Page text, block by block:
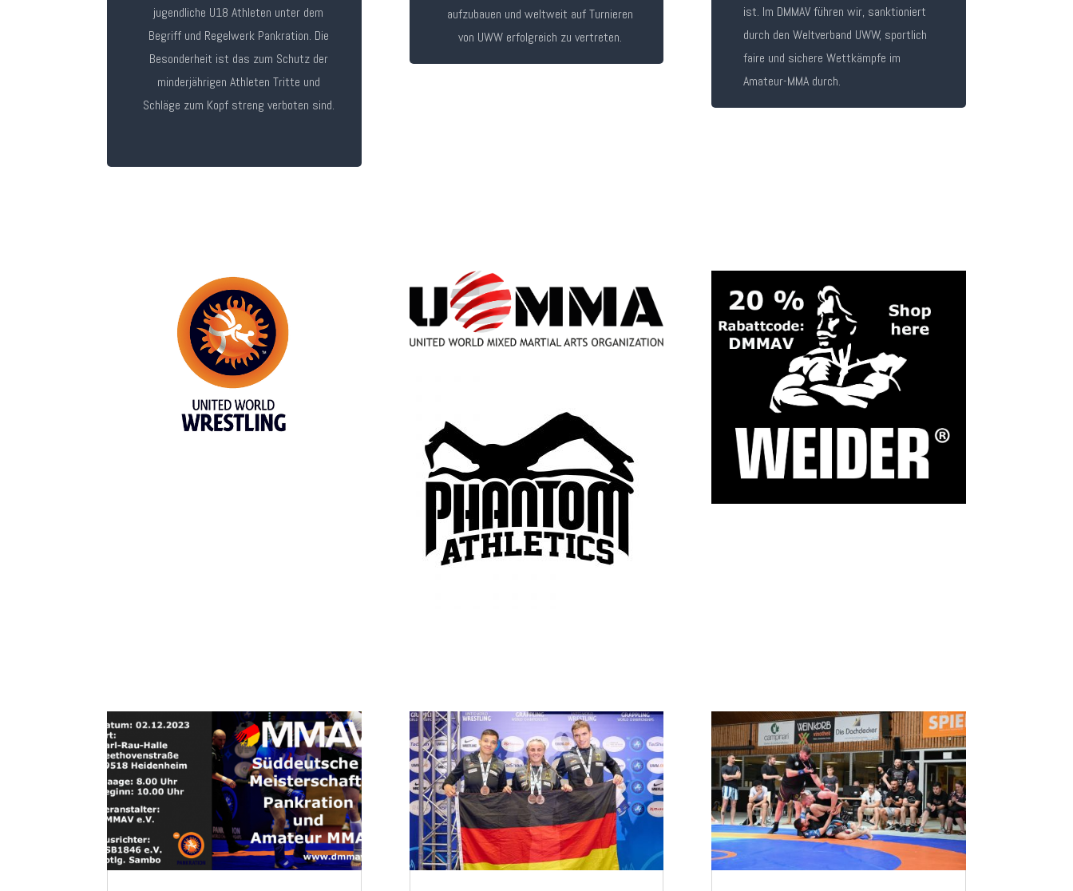
jugendliche U18 Athleten unter dem
Begriff und Regelwerk Pankration. Die
Besonderheit ist das zum Schutz der
minderjährigen Athleten Tritte und
Schläge zum Kopf streng verboten sind.
aufzubauen und weltweit auf Turnieren
von UWW erfolgreich zu vertreten.
ist. Im DMMAV führen wir, sanktioniert
durch den Weltverband UWW, sportlich
faire und sichere Wettkämpfe im
Amateur-MMA durch.